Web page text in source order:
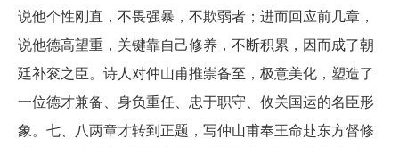
说他个性刚直，不畏强暴，不欺弱者；进而回应前几章，
说他德高望重，关键靠自己修养，不断积累，因而成了朝
廷补衮之臣。诗人对仲山甫推崇备至，极意美化，塑造了
一位德才兼备、身负重任、忠于职守、攸关国运的名臣形
象。七、八两章才转到正题，写仲山甫奉王命赴东方督修